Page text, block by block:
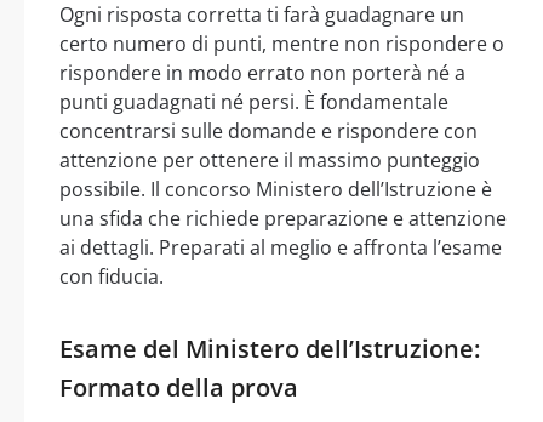
Ogni risposta corretta ti farà guadagnare un
certo numero di punti, mentre non rispondere o
rispondere in modo errato non porterà né a
punti guadagnati né persi. È fondamentale
concentrarsi sulle domande e rispondere con
attenzione per ottenere il massimo punteggio
possibile. Il concorso Ministero dell’Istruzione è
una sfida che richiede preparazione e attenzione
ai dettagli. Preparati al meglio e affronta l’esame
con fiducia.
Esame del Ministero dell’Istruzione:
Formato della prova